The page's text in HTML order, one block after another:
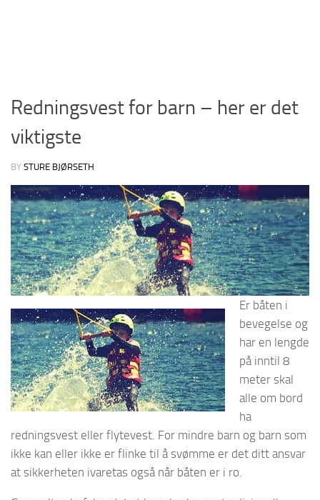
Redningsvest for barn – her er det
viktigste
BY STURE BJØRSETH
Er båten i
bevegelse og
har en lengde
på inntil 8
meter skal
alle om bord
ha
redningsvest eller flytevest. For mindre barn og barn som
ikke kan eller ikke er flinke til å svømme er det ditt ansvar
at sikkerheten ivaretas også når båten er i ro.